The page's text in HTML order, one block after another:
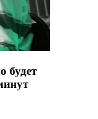
будет